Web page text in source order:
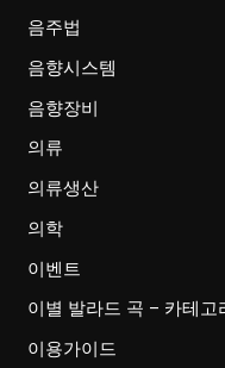
음주법
음향시스템
음향장비
의류
의류생산
의학
이벤트
이별 발라드 곡 – 카테고
이용가이드